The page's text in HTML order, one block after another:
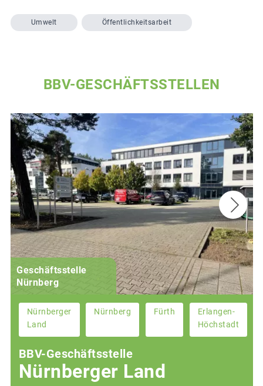
Umwelt Öffentlichkeitsarbeit
BBV-GESCHÄFTSSTELLEN
Geschäftsstelle
Nürnberg
Nürnberger
Land
Nürnberg Fürth
Erlangen-
Höchstadt
BBV-Geschäftsstelle
Nürnberger Land